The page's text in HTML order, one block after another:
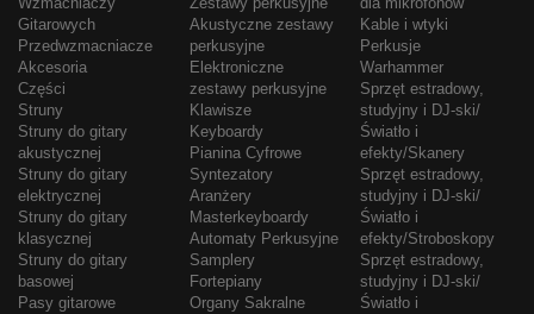
Gitarowych
Przedwzmacniacze
Akcesoria
Części
Struny
Struny do gitary
akustycznej
Struny do gitary
elektrycznej
Struny do gitary
klasycznej
Struny do gitary
basowej
Pasy gitarowe
Akustyczne zestawy
perkusyjne
Elektroniczne
zestawy perkusyjne
Klawisze
Keyboardy
Pianina Cyfrowe
Syntezatory
Aranżery
Masterkeyboardy
Automaty Perkusyjne
Samplery
Fortepiany
Organy Sakralne
Kable i wtyki
Perkusje
Warhammer
Sprzęt estradowy,
studyjny i DJ-ski/
Światło i
efekty/Skanery
Sprzęt estradowy,
studyjny i DJ-ski/
Światło i
efekty/Stroboskopy
Sprzęt estradowy,
studyjny i DJ-ski/
Światło i